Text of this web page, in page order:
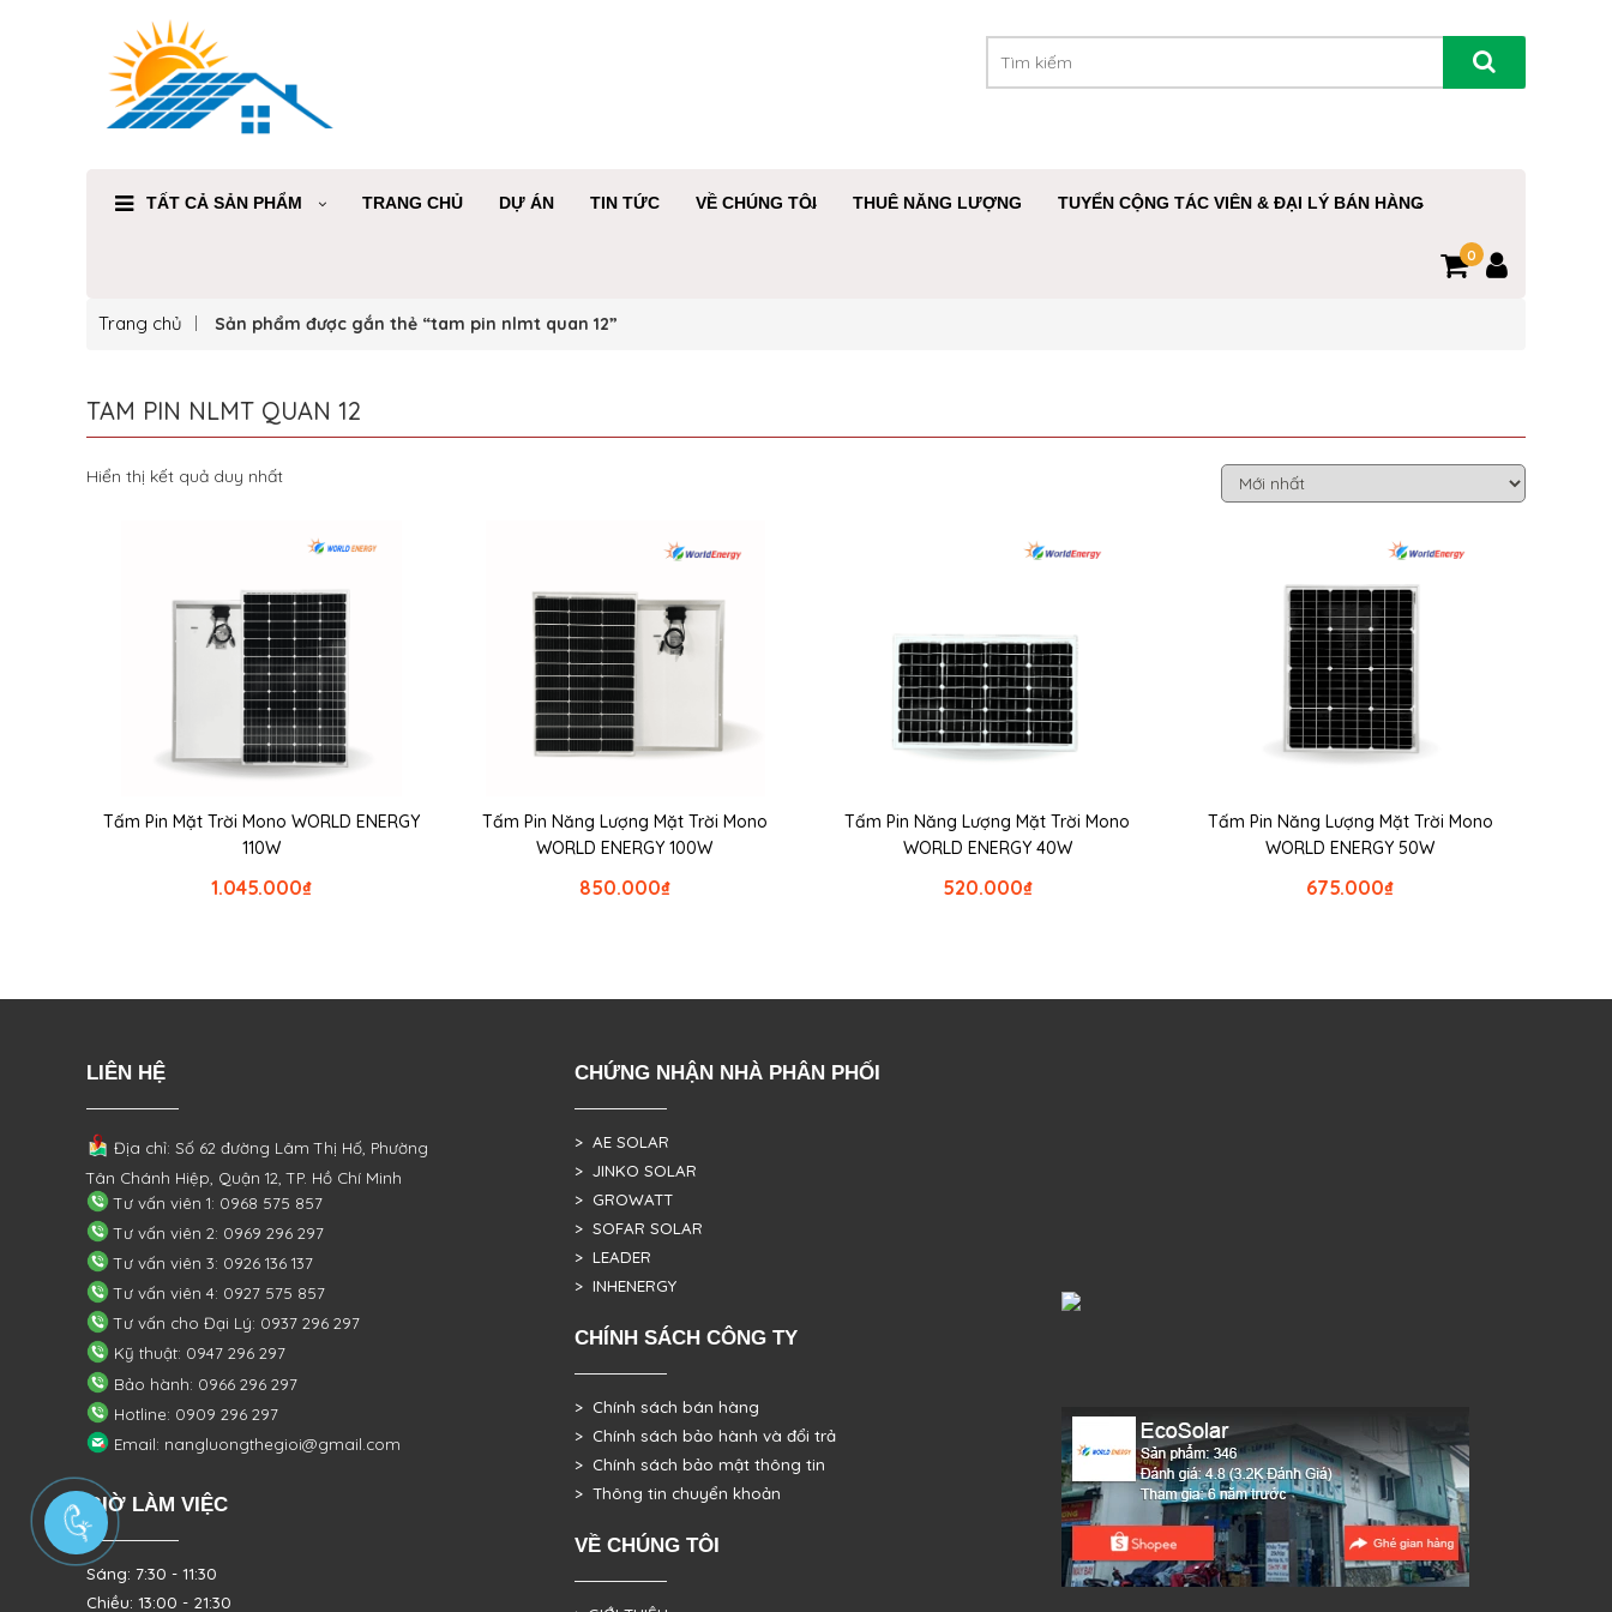
TẤT CẢ SẢN PHẨM TRANG CHỦ DỰ ÁN TIN TỨC VỀ CHÚNG TÔI THUÊ NĂNG LƯỢNG TUYỂN CỘNG TÁC VIÊN & ĐẠI LÝ BÁN HÀNG
0
Trang chủ Sản phẩm được gắn thẻ “tam pin nlmt quan 12”
TAM PIN NLMT QUAN 12
Hiển thị kết quả duy nhất
Tấm Pin Mặt Trời Mono WORLD ENERGY
110W
₫
1.045.000
Tấm Pin Năng Lượng Mặt Trời Mono
WORLD ENERGY 100W
₫
850.000
Tấm Pin Năng Lượng Mặt Trời Mono
WORLD ENERGY 40W
₫
520.000
Tấm Pin Năng Lượng Mặt Trời Mono
WORLD ENERGY 50W
₫
675.000
LIÊN HỆ
Địa chỉ: Số 62 đường Lâm Thị Hố, Phường
Tân Chánh Hiệp, Quận 12, TP. Hồ Chí Minh
Tư vấn viên 1: 0968 575 857
Tư vấn viên 2: 0969 296 297
Tư vấn viên 3: 0926 136 137
Tư vấn viên 4: 0927 575 857
Tư vấn cho Đại Lý: 0937 296 297
Kỹ thuật: 0947 296 297
Bảo hành: 0966 296 297
Hotline: 0909 296 297
Email: nangluongthegioi@gmail.com
GIỜ LÀM VIỆC
Sáng: 7:30 - 11:30
Chiều: 13:00 - 21:30
CHỨNG NHẬN NHÀ PHÂN PHỐI
> AE SOLAR
> JINKO SOLAR
> GROWATT
> SOFAR SOLAR
> LEADER
> INHENERGY
CHÍNH SÁCH CÔNG TY
> Chính sách bán hàng
> Chính sách bảo hành và đổi trả
> Chính sách bảo mật thông tin
> Thông tin chuyển khoản
VỀ CHÚNG TÔI